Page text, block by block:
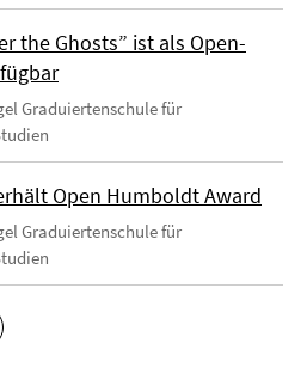
the Ghosts” ist als Open-
Graduiertenschule für
Open Humboldt Award
Graduiertenschule für